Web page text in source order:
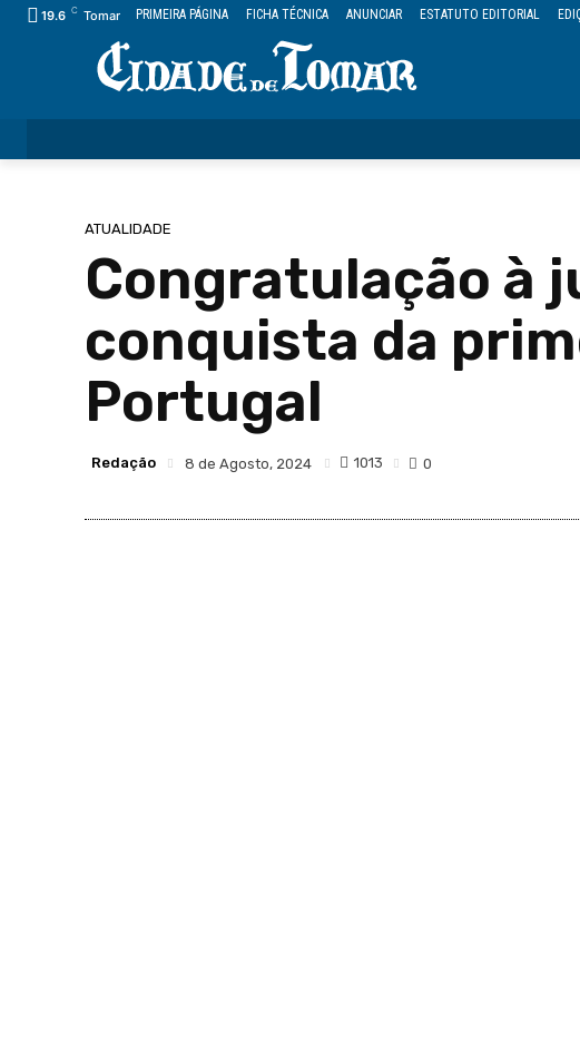
19.6 C Tomar PRIMEIRA PÁGINA FICHA TÉCNICA ANUNCIAR ESTATUTO EDITORIAL
ATUALIDADE
Congratulação à
conquista da
Portugal
Redação 8 de Agosto, 2024 1013 0